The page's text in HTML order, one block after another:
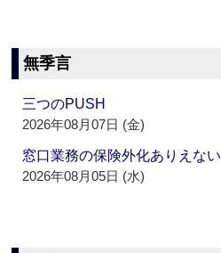
無季言
三つのPUSH
2026年08月07日 (金)
窓口業務の保険外化ありえない
2026年08月05日 (水)